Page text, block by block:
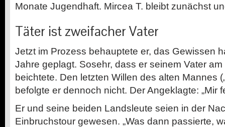
Monate Jugendhaft. Mircea T. bleibt zunächst
Täter ist zweifacher Vater
Jetzt im Prozess behauptete er, das Gewissen
Jahre geplagt. Sosehr, dass er seinem Vater
beichtete. Den letzten Willen des alten Mannes
befolgte er dennoch nicht. Der Angeklagte: „Mir
Er und seine beiden Landsleute seien in der
Einbruchstour gewesen. „Was dann passierte,